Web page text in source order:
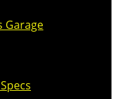
Garage